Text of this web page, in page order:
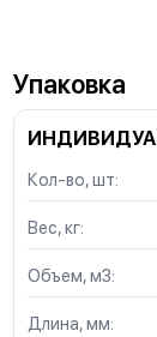
Упаковка
Кол-во, шт:
Вес, кг:
Объем, м3:
Длина, мм: